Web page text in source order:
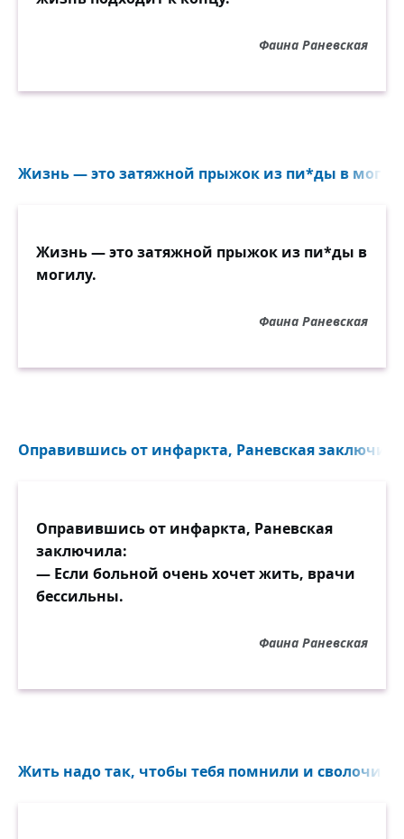
Фаина Раневская
Жизнь — это затяжной прыжок из пи*ды в
Жизнь — это затяжной прыжок из пи*ды в
могилу.
Фаина Раневская
Оправившись от инфаркта, Раневская
Оправившись от инфаркта, Раневская
заключила:
— Если больной очень хочет жить, врачи
бессильны.
Фаина Раневская
Жить надо так, чтобы тебя помнили и сволочи...